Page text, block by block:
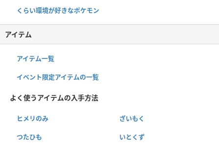
くらい環境が好きなポケモン
アイテム
アイテム一覧
イベント限定アイテムの一覧
よく使うアイテムの入手方法
ヒメリのみ ざいもく
つたひも いとくず